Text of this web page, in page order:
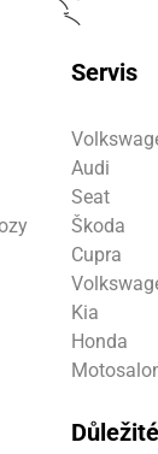
Servis
Audi
Seat
Škoda
Cupra
Kia
Honda